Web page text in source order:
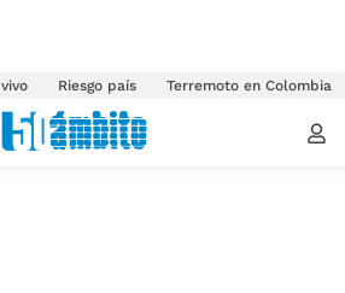
Riesgo país Terremoto en Colombia